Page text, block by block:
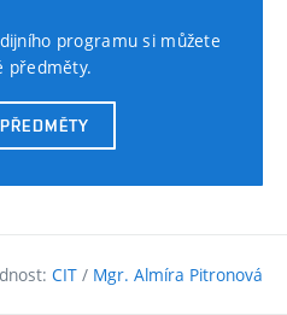
programu si můžete
předměty.
CIT / Mgr. Almíra Pitronová